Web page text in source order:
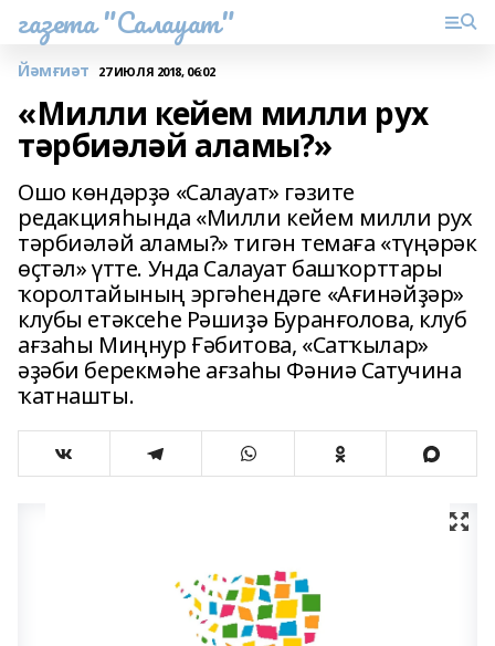
газета "Салауат"
Йәмғиәт 27 ИЮЛЯ 2018, 06:02
«Милли кейем милли рух
тәрбиәләй аламы?»
Ошо көндәрҙә «Салауат» гәзите
редакцияһында «Милли кейем милли рух
тәрбиәләй аламы?» тигән темаға «түңәрәк
өҫтәл» үтте. Унда Салауат башҡорттары
ҡоролтайының эргәһендәге «Ағинәйҙәр»
клубы етәксеһе Рәшиҙә Буранғолова, клуб
ағзаһы Миңнур Ғәбитова, «Сатҡылар»
әҙәби берекмәһе ағзаһы Фәниә Сатучина
ҡатнашты.